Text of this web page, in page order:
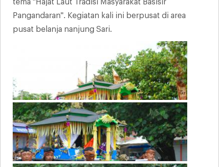
tema "Hajat Laut Tradisi Masyarakat Basisir
Pangandaran". Kegiatan kali ini berpusat di area
pusat belanja nanjung Sari.